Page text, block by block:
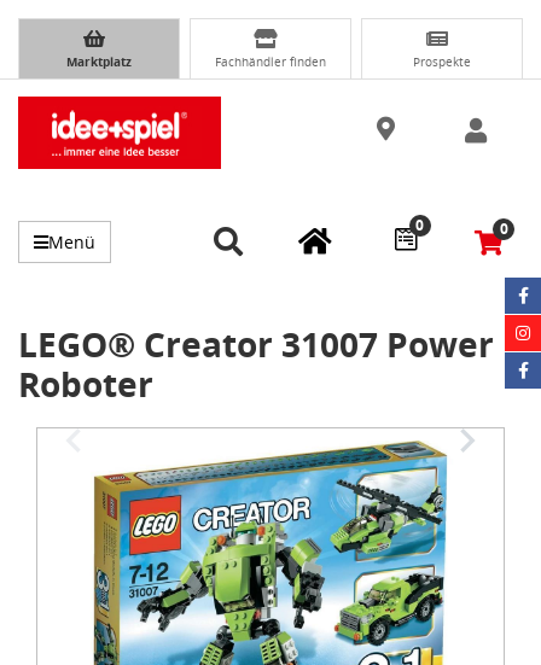
Marktplatz Fachhändler finden Prospekte
Menü
0 0
LEGO® Creator 31007 Power
Roboter